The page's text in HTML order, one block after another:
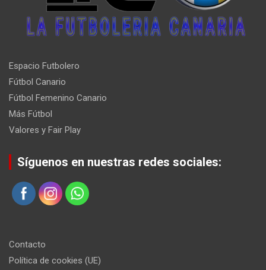
Espacio Futbolero
Fútbol Canario
Fútbol Femenino Canario
Más Fútbol
Valores y Fair Play
Síguenos en nuestras redes sociales:
Contacto
Política de cookies (UE)